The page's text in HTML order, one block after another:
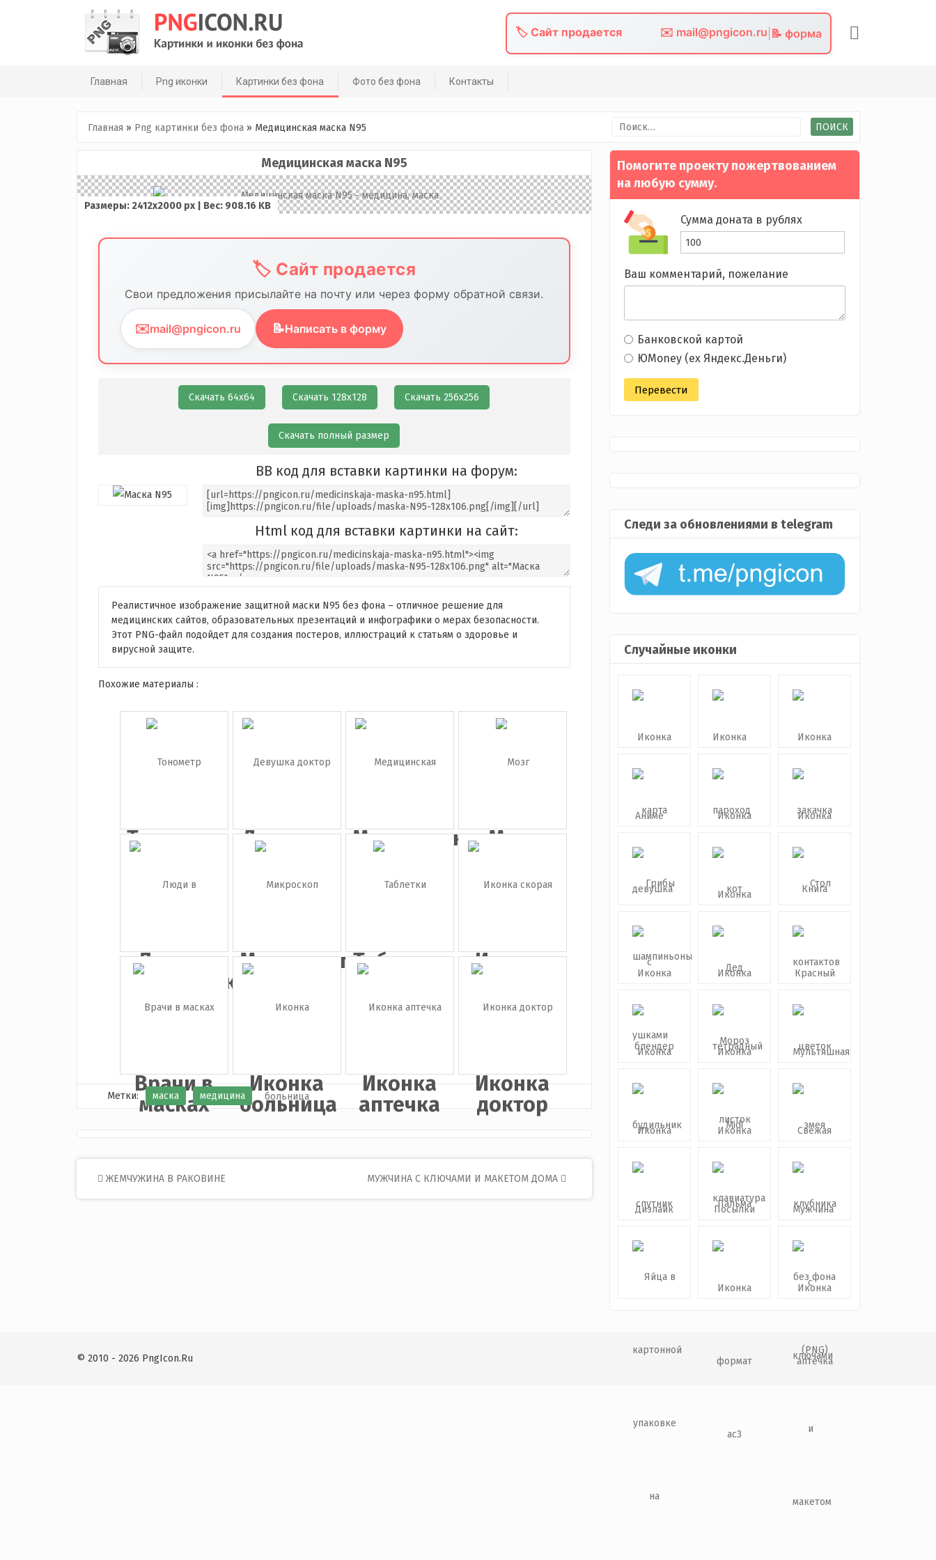
🏷️ Сайт продается ✉️ mail@pngicon.ru 📝 форма
Главная Png иконки Картинки без фона Фото без фона Контакты
Главная » Png картинки без фона» Медицинская маска N95 Найти:
Медицинская маска N95
Размеры: 2412х2000 px | Вес: 908.16 KB
🏷️ Сайт продается
Свои предложения присылайте на почту или через форму обратной связи.
✉️mail@pngicon.ru 📝Написать в форму
Скачать 64х64 Скачать 128х128 Скачать 256х256
Скачать полный размер
BB код для вставки картинки на форум:
Html код для вставки картинки на сайт:
Реалистичное изображение защитной маски N95 без фона – отличное решение для
медицинских сайтов, образовательных презентаций и инфографики о мерах безопасности.
Этот PNG-файл подойдет для создания постеров, иллюстраций к статьям о здоровье и
вирусной защите.
Похожие материалы :
Тонометр
Девушка
доктор
(в...
Медицинская
маска
Мозг
Люди в
медицински...
МикроскопТаблетки
Иконка
скорая
пом...
Врачи в
масках
Иконка
больница
Иконка
аптечка
Иконка
доктор
Метки: маска медицина
Post
navigation
ЖЕМЧУЖИНА В РАКОВИНЕ МУЖЧИНА С КЛЮЧАМИ И МАКЕТОМ ДОМА
Помогите проекту пожертвованием
на любую сумму.
Сумма доната в рублях
Ваш комментарий, пожелание
Банковской картой
ЮMoney (ex Яндекс.Деньги)
Следи за обновлениями в telegram
Случайные иконки
© 2010 - 2026 PngIcon.Ru